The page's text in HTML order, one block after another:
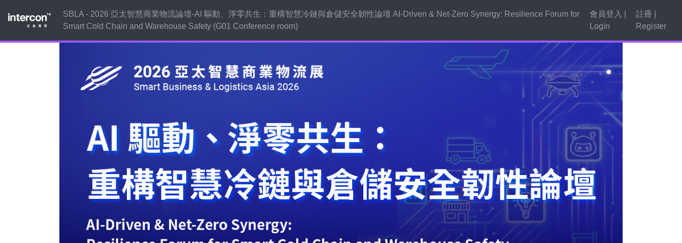
SBLA - 2026 亞太智慧商業物流論壇-AI 驅動、淨零共生：重構智慧冷鏈與倉儲安全韌性論壇 AI-Driven & Net-Zero Synergy: Resilience Forum for
Smart Cold Chain and Warehouse Safety (G01 Conference room)
會員登入 |
Login
註冊 |
Register